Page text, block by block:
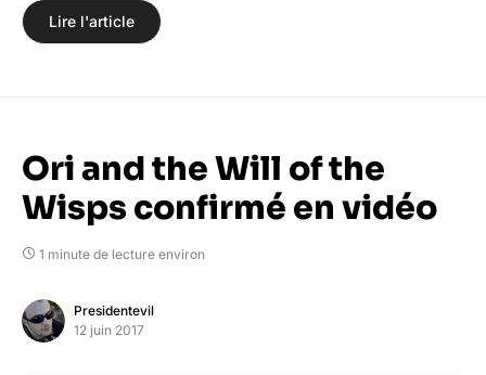
Lire l'article
Ori and the Will of the
Wisps confirmé en vidéo
1 minute de lecture environ
Presidentevil
12 juin 2017